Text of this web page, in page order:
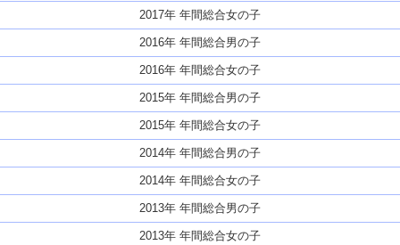
2017年 年間総合女の子
2016年 年間総合男の子
2016年 年間総合女の子
2015年 年間総合男の子
2015年 年間総合女の子
2014年 年間総合男の子
2014年 年間総合女の子
2013年 年間総合男の子
2013年 年間総合女の子